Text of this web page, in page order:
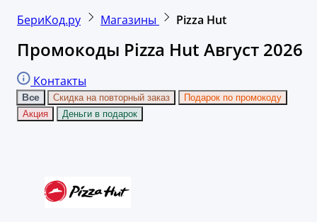
БериКод.ру
Магазины Pizza Hut
Промокоды Pizza Hut Август 2026
Контакты
Все Скидка на повторный заказ
Подарок по промокоду
Акция
Деньги в подарок